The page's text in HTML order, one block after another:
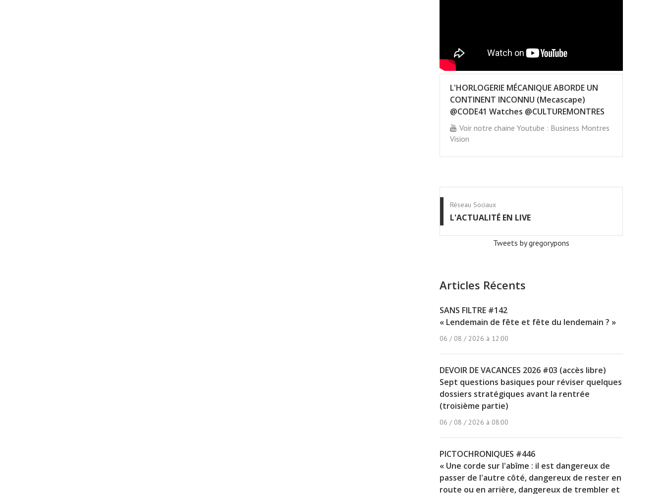
L'HORLOGERIE MÉCANIQUE ABORDE UN
CONTINENT INCONNU (Mecascape)
@CODE41 Watches @CULTUREMONTRES
Voir notre chaine Youtube : Business Montres
Vision
Réseau Sociaux
L'ACTUALITÉ EN LIVE
Tweets by gregorypons
Articles Récents
SANS FILTRE #142
« Lendemain de fête et fête du lendemain ? »
06 / 08 / 2026 à 12:00
DEVOIR DE VACANCES 2026 #03 (accès libre)
Sept questions basiques pour réviser quelques
dossiers stratégiques avant la rentrée
(troisième partie)
06 / 08 / 2026 à 08:00
PICTOCHRONIQUES #446
« Une corde sur l'abîme : il est dangereux de
passer de l'autre côté, dangereux de rester en
route ou en arrière, dangereux de trembler et